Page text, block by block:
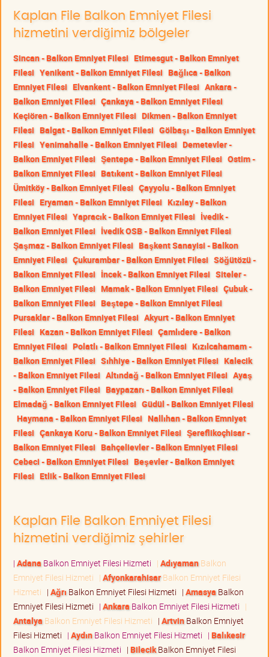
Kaplan File Balkon Emniyet Filesi
hizmetini verdiğimiz bölgeler
Sincan - Balkon Emniyet Filesi Etimesgut - Balkon Emniyet
Filesi Yenikent - Balkon Emniyet Filesi Bağlıca - Balkon
Emniyet Filesi Elvankent - Balkon Emniyet Filesi Ankara -
Balkon Emniyet Filesi Çankaya - Balkon Emniyet Filesi
Keçiören - Balkon Emniyet Filesi Dikmen - Balkon Emniyet
Filesi Balgat - Balkon Emniyet Filesi Gölbaşı - Balkon Emniyet
Filesi Yenimahalle - Balkon Emniyet Filesi Demetevler -
Balkon Emniyet Filesi Şentepe - Balkon Emniyet Filesi Ostim -
Balkon Emniyet Filesi Batıkent - Balkon Emniyet Filesi
Ümitköy - Balkon Emniyet Filesi Çayyolu - Balkon Emniyet
Filesi Eryaman - Balkon Emniyet Filesi Kızılay - Balkon
Emniyet Filesi Yapracık - Balkon Emniyet Filesi İvedik -
Balkon Emniyet Filesi İvedik OSB - Balkon Emniyet Filesi
Şaşmaz - Balkon Emniyet Filesi Başkent Sanayisi - Balkon
Emniyet Filesi Çukurambar - Balkon Emniyet Filesi Söğütözü -
Balkon Emniyet Filesi İncek - Balkon Emniyet Filesi Siteler -
Balkon Emniyet Filesi Mamak - Balkon Emniyet Filesi Çubuk -
Balkon Emniyet Filesi Beştepe - Balkon Emniyet Filesi
Pursaklar - Balkon Emniyet Filesi Akyurt - Balkon Emniyet
Filesi Kazan - Balkon Emniyet Filesi Çamlıdere - Balkon
Emniyet Filesi Polatlı - Balkon Emniyet Filesi Kızılcahamam -
Balkon Emniyet Filesi Sıhhiye - Balkon Emniyet Filesi Kalecik
- Balkon Emniyet Filesi Altındağ - Balkon Emniyet Filesi Ayaş
- Balkon Emniyet Filesi Baypazarı - Balkon Emniyet Filesi
Elmadağ - Balkon Emniyet Filesi Güdül - Balkon Emniyet Filesi
Haymana - Balkon Emniyet Filesi Nallıhan - Balkon Emniyet
Filesi Çankaya Koru - Balkon Emniyet Filesi Şereflikoçhisar -
Balkon Emniyet Filesi Bahçelievler - Balkon Emniyet Filesi
Cebeci - Balkon Emniyet Filesi Beşevler - Balkon Emniyet
Filesi Etlik - Balkon Emniyet Filesi
Kaplan File Balkon Emniyet Filesi
hizmetini verdiğimiz şehirler
| Adana Balkon Emniyet Filesi Hizmeti | AdıyamanBalkon
Emniyet Filesi Hizmeti | AfyonkarahisarBalkon Emniyet Filesi
Hizmeti | Ağrı Balkon Emniyet Filesi Hizmeti | Amasya Balkon
Emniyet Filesi Hizmeti | Ankara Balkon Emniyet Filesi Hizmeti |
Antalya Balkon Emniyet Filesi Hizmeti | ArtvinBalkon Emniyet
Filesi Hizmeti | AydınBalkon Emniyet Filesi Hizmeti | Balıkesir
Balkon Emniyet Filesi Hizmeti | BilecikBalkon Emniyet Filesi